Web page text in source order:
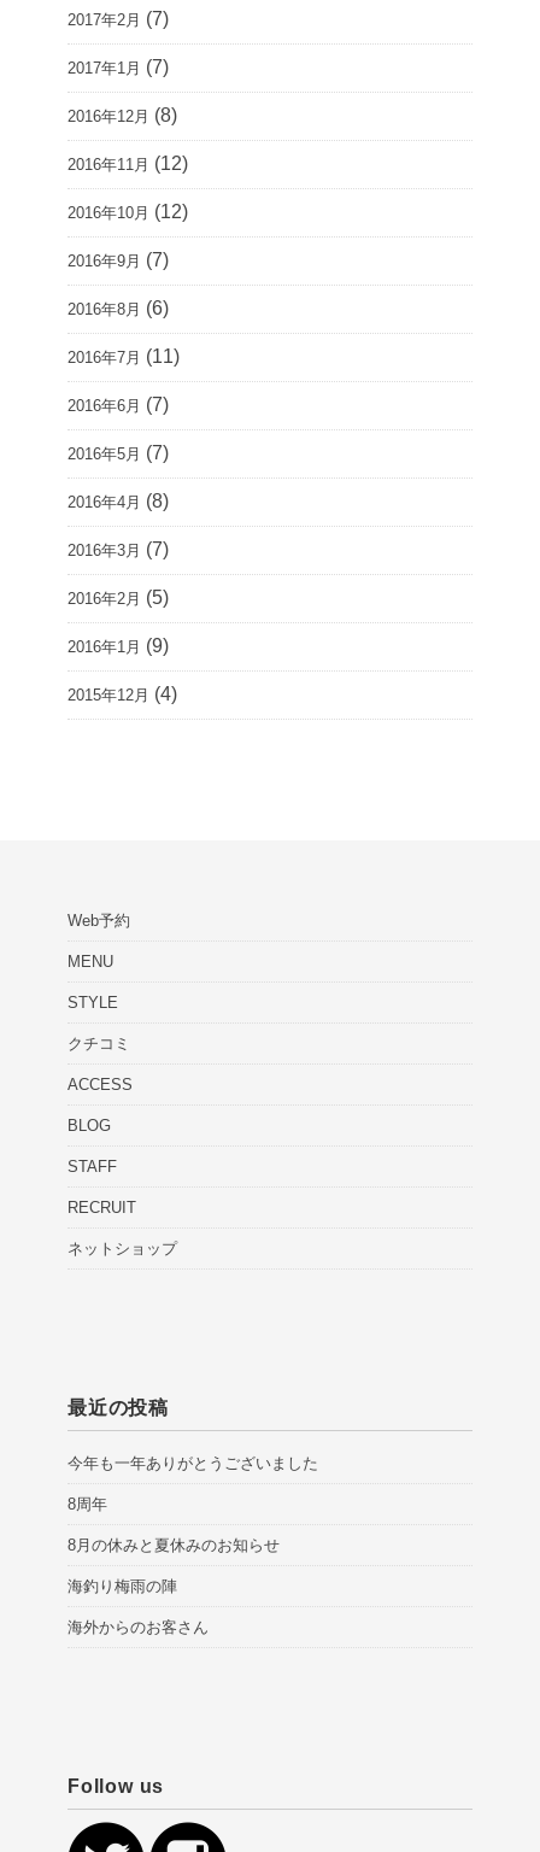
2017年2月 (7)
2017年1月 (7)
2016年12月 (8)
2016年11月 (12)
2016年10月 (12)
2016年9月 (7)
2016年8月 (6)
2016年7月 (11)
2016年6月 (7)
2016年5月 (7)
2016年4月 (8)
2016年3月 (7)
2016年2月 (5)
2016年1月 (9)
2015年12月 (4)
Web予約
MENU
STYLE
クチコミ
ACCESS
BLOG
STAFF
RECRUIT
ネットショップ
最近の投稿
今年も一年ありがとうございました
8周年
8月の休みと夏休みのお知らせ
海釣り梅雨の陣
海外からのお客さん
Follow us